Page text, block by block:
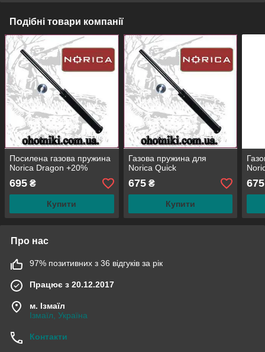
Подібні товари компанії
Посилена газова пружина
Norica Dragon +20%
695 ₴
Купити
Газова пружина для
Norica Quick
675₴
Купити
675
Про нас
97% позитивних з 36 відгуків за рік
Працює з 20.12.2017
м. Ізмаїл
Ізмаїл, Україна
Контакти